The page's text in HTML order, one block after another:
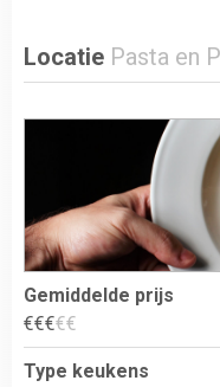
Locatie Pasta en
Gemiddelde prijs
€€€€€
Type keukens